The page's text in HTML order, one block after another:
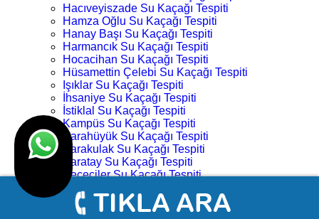
Hacıveyiszade Su Kaçağı Tespiti
Hamza Oğlu Su Kaçağı Tespiti
Hanay Başı Su Kaçağı Tespiti
Harmancık Su Kaçağı Tespiti
Hocacihan Su Kaçağı Tespiti
Hüsamettin Çelebi Su Kaçağı Tespiti
Işıklar Su Kaçağı Tespiti
İhsaniye Su Kaçağı Tespiti
İstiklal Su Kaçağı Tespiti
Kampüs Su Kaçağı Tespiti
Karahüyük Su Kaçağı Tespiti
Karakulak Su Kaçağı Tespiti
Karatay Su Kaçağı Tespiti
Keçeciler Su Kaçağı Tespiti
Keykubat Su Kaçağı Tespiti
Kılıç Aslan Su Kaçağı Tespiti
Kovanağzı Su Kaçağı Tespiti